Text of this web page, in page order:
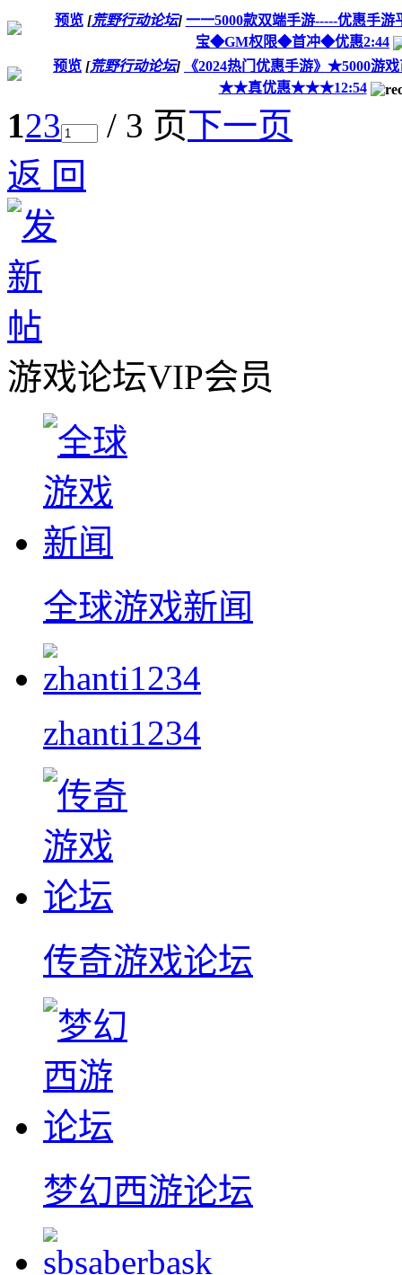
预览 [荒野行动论坛] 一一5000款双端手游-----优惠手
宝◆GM权限◆首冲◆优惠2:44
预览 [荒野行动论坛]
《2024热门优惠手游》★5000游
★★真优惠★★★12:54
123 / 3 页下一页
返 回
游戏论坛VIP会员
全球游戏新闻
zhanti1234
传奇游戏论坛
梦幻西游论坛